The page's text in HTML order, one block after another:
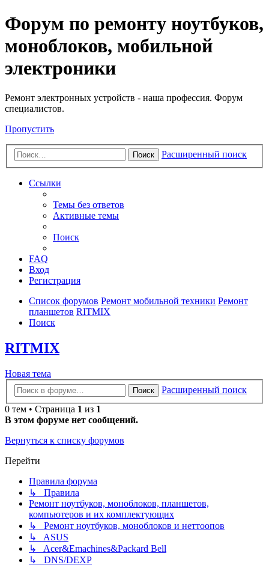
Регистрация
Форум по ремонту ноутбуков,
моноблоков, мобильной
электроники
Ремонт электронных устройств - наша профессия. Форум
специалистов.
Пропустить
Поиск Расширенный поиск
Ссылки
Темы без ответов
Активные темы
Поиск
FAQ
Вход
Регистрация
Список форумов Ремонт мобильной техники Ремонт
планшетов RITMIX
Поиск
RITMIX
Новая
тема
Новая тема
Поиск
Расширенный поиск
0 тем • Страница 1 из 1
В этом форуме нет сообщений.
Вернуться к списку форумов
Перейти
Правила форума
↳ Правила
Ремонт ноутбуков, моноблоков, планшетов,
компьютеров и их комплектующих
↳ Ремонт ноутбуков, моноблоков и неттоопов
↳ ASUS
↳ Acer&Emachines&Packard Bell
↳ DNS/DEXP